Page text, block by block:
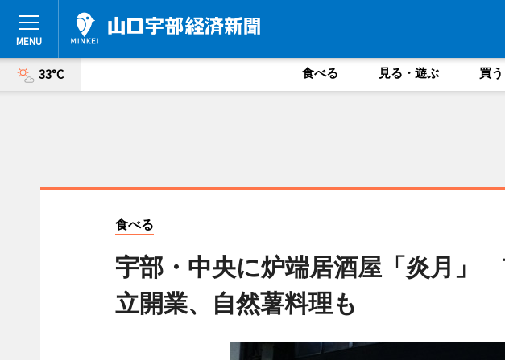
33°C 食べる 見る・遊ぶ 買う
食べる
宇部・中央に炉端居酒屋「炎月」
立開業、自然薯料理も